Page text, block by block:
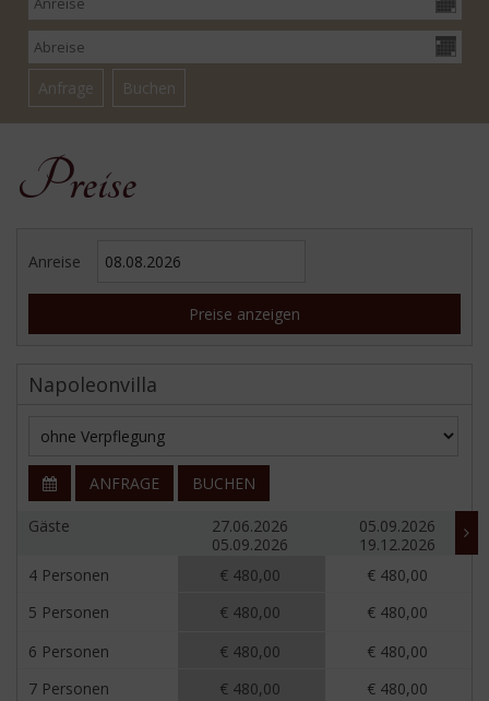
Preise
Anreise
Preise anzeigen
Napoleonvilla
ANFRAGE BUCHEN
Gäste
4 Personen
5 Personen
6 Personen
7 Personen
27.06.2026
05.09.2026
€ 480,00
€ 480,00
€ 480,00
€ 480,00
05.09.2026
19.12.2026
€ 480,00
€ 480,00
€ 480,00
€ 480,00